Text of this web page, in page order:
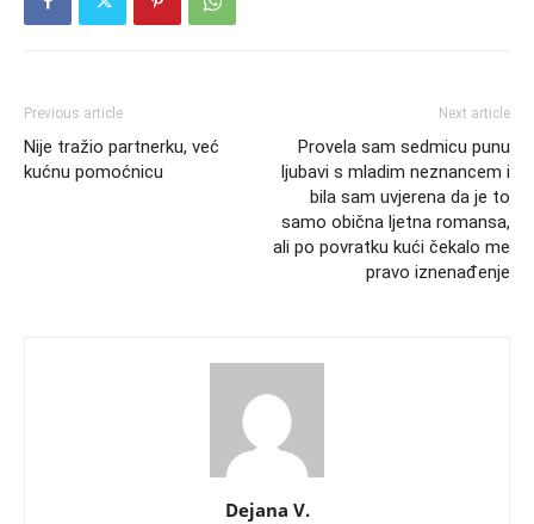
Previous article
Nije tražio partnerku, već
kućnu pomoćnicu
Next article
Provela sam sedmicu punu
ljubavi s mladim neznancem i
bila sam uvjerena da je to
samo obična ljetna romansa,
ali po povratku kući čekalo me
pravo iznenađenje
Dejana V.